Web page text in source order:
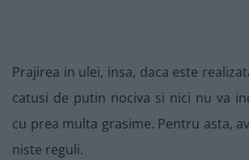
Prajirea in ulei, insa, daca este
catusi de putin nociva si nici nu va
cu prea multa grasime. Pentru asta,
niste reguli.